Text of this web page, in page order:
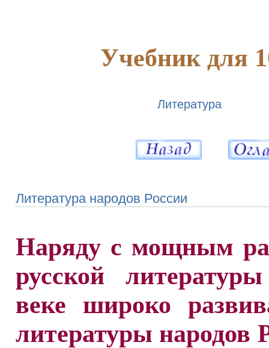
Учебник для
Литература
Литература народов России
Наряду с мощным
русской
веке широко
литературы народов